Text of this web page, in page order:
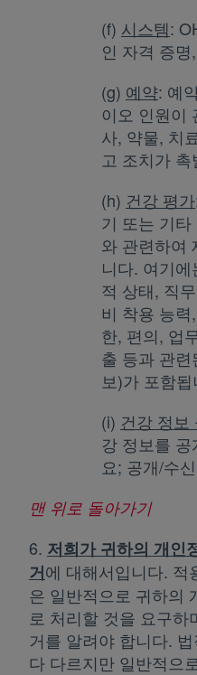
(f) 시스템:
인 자격 증
(g) 예약: 예
이오 인원이
사, 약물, 치
고 조치가
(h) 건강 평가
기 또는 기
와 관련하여
니다. 여기
적 상태, 직
비 착용 능
한, 편의, 업
출 등과 관
보)가 포함
(i) 건강 정보
강 정보를
요; 공개/수
맨 위로 돌아가기
6. 저희가 귀하의 개인
거에 대해서입니다. 적
은 일반적으로 귀하의
로 처리할 것을 요구
거를 알려야 합니다.
다 다르지만 일반적으